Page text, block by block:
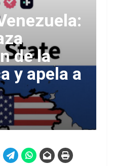
de la
y apela a